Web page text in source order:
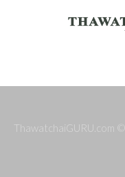
ThawatchaiGURU.com